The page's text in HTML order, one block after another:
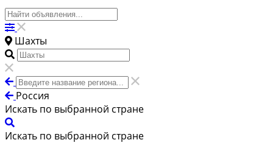
Шахты
Россия
Искать по выбранной стране
Искать по выбранной стране